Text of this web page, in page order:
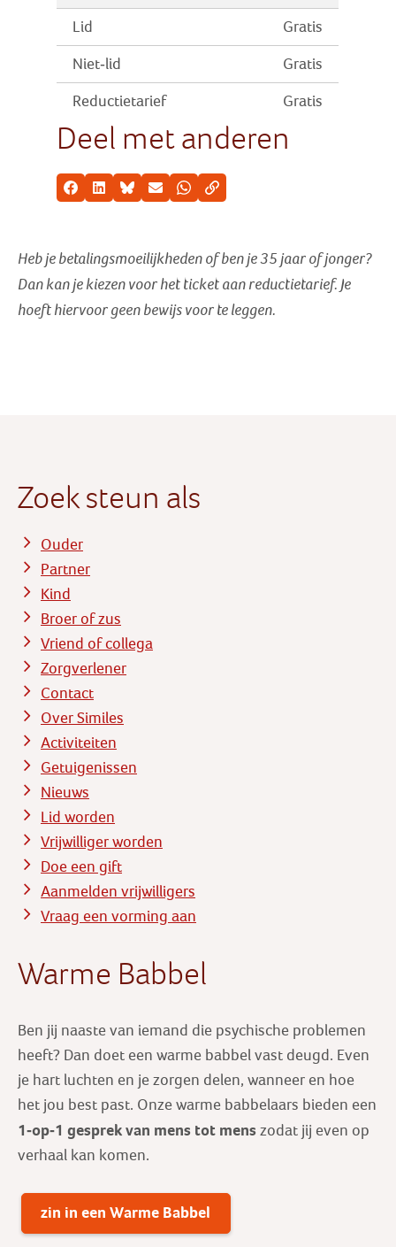
Lid Gratis
Niet-lid Gratis
Reductietarief Gratis
Deel met anderen
Facebook
LinkedInBlueskyE-mailWhatsappKopieer link
Heb je betalingsmoeilijkheden of ben je 35 jaar of jonger?
Dan kan je kiezen voor het ticket aan reductietarief. Je
hoeft hiervoor geen bewijs voor te leggen.
Zoek steun als
Ouder
Partner
Kind
Broer of zus
Vriend of collega
Zorgverlener
Contact
Over Similes
Activiteiten
Getuigenissen
Nieuws
Lid worden
Vrijwilliger worden
Doe een gift
Aanmelden vrijwilligers
Vraag een vorming aan
Warme Babbel
Ben jij naaste van iemand die psychische problemen
heeft? Dan doet een warme babbel vast deugd. Even
je hart luchten en je zorgen delen, wanneer en hoe
het jou best past. Onze warme babbelaars bieden een
1-op-1 gesprek van mens tot mens zodat jij even op
verhaal kan komen.
zin in een Warme Babbel